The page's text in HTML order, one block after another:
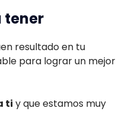
tener
resultado en tu
para lograr un mejor
ti y que estamos muy